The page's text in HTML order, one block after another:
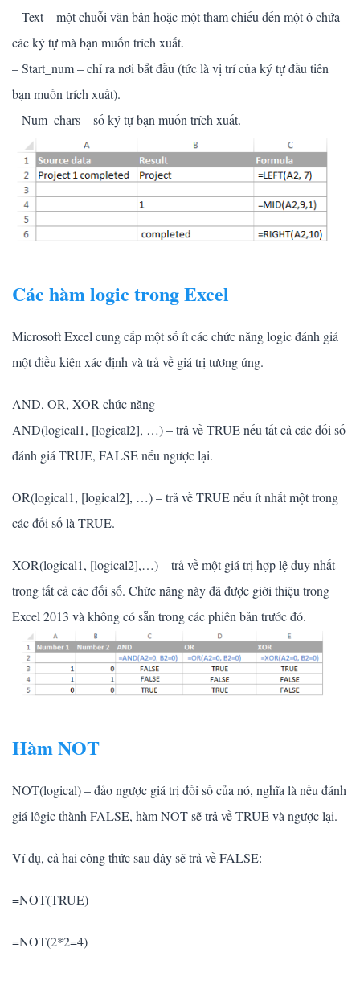
– Text – một chuỗi văn bản hoặc một tham chiếu đến một ô chứa
các ký tự mà bạn muốn trích xuất.
– Start_num – chỉ ra nơi bắt đầu (tức là vị trí của ký tự đầu tiên
bạn muốn trích xuất).
– Num_chars – số ký tự bạn muốn trích xuất.
Các hàm logic trong Excel
Microsoft Excel cung cấp một số ít các chức năng logic đánh giá
một điều kiện xác định và trả về giá trị tương ứng.
AND, OR, XOR chức năng
AND(logical1, [logical2], …) – trả về TRUE nếu tất cả các đối số
đánh giá TRUE, FALSE nếu ngược lại.
OR(logical1, [logical2], …) – trả về TRUE nếu ít nhất một trong
các đối số là TRUE.
XOR(logical1, [logical2],…) – trả về một giá trị hợp lệ duy nhất
trong tất cả các đối số. Chức năng này đã được giới thiệu trong
Excel 2013 và không có sẵn trong các phiên bản trước đó.
Hàm NOT
NOT(logical) – đảo ngược giá trị đối số của nó, nghĩa là nếu đánh
giá lôgic thành FALSE, hàm NOT sẽ trả về TRUE và ngược lại.
Ví dụ, cả hai công thức sau đây sẽ trả về FALSE:
=NOT(TRUE)
=NOT(2*2=4)